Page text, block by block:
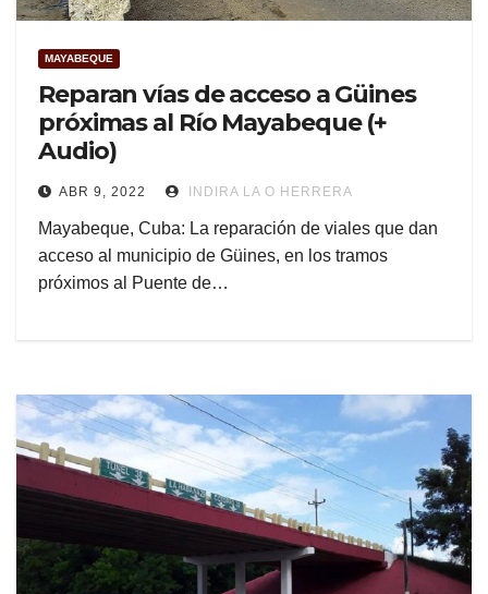
MAYABEQUE
Reparan vías de acceso a Güines
próximas al Río Mayabeque (+
Audio)
ABR 9, 2022 INDIRA LA O HERRERA
Mayabeque, Cuba: La reparación de viales que dan
acceso al municipio de Güines, en los tramos
próximos al Puente de…